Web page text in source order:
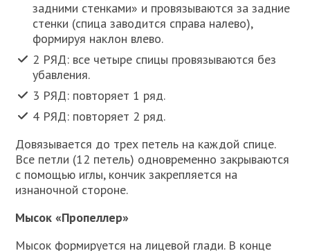
задними стенками» и провязываются за задние
стенки (спица заводится справа налево),
формируя наклон влево.
2 РЯД: все четыре спицы провязываются без
убавления.
3 РЯД: повторяет 1 ряд.
4 РЯД: повторяет 2 ряд.
Довязывается до трех петель на каждой спице.
Все петли (12 петель) одновременно закрываются
с помощью иглы, кончик закрепляется на
изнаночной стороне.
Мысок «Пропеллер»
Мысок формируется на лицевой глади. В конце